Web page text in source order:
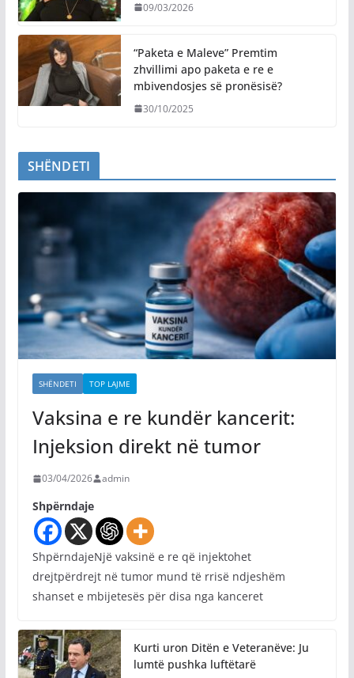
09/03/2026
“Paketa e Maleve” Premtim
zhvillimi apo paketa e re e
mbivendosjes së pronësisë?
30/10/2025
SHËNDETI
SHËNDETI TOP LAJME
Vaksina e re kundër kancerit:
Injeksion direkt në tumor
03/04/2026 admin
Shpërndaje
ShpërndajeNjë vaksinë e re që injektohet
drejtpërdrejt në tumor mund të rrisë ndjeshëm
shanset e mbijetesës për disa nga kanceret
Kurti uron Ditën e Veteranëve: Ju
lumtë pushka luftëtarë